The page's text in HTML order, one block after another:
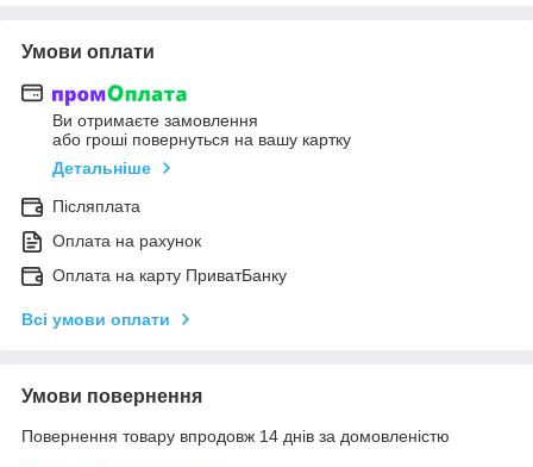
Умови оплати
Ви отримаєте замовлення
або гроші повернуться на вашу картку
Детальніше
Післяплата
Оплата на рахунок
Оплата на карту ПриватБанку
Всі умови оплати
Умови повернення
Повернення товару впродовж 14 днів за домовленістю